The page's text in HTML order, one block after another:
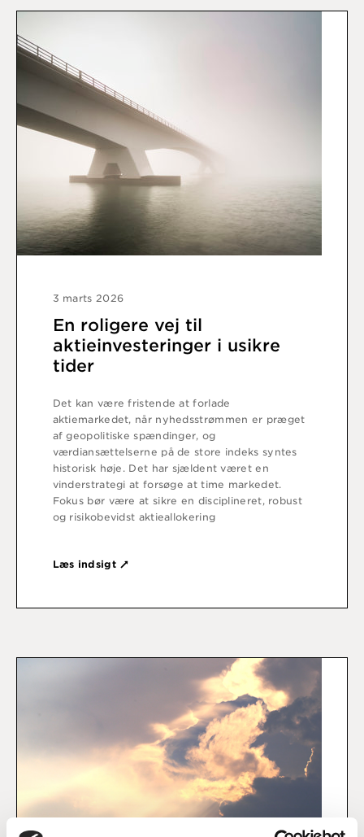
3 marts 2026
En roligere vej til
aktieinvesteringer i usikre
tider
Det kan være fristende at forlade
aktiemarkedet, når nyhedsstrømmen er præget
af geopolitiske spændinger, og
værdiansættelserne på de store indeks syntes
historisk høje. Det har sjældent været en
vinderstrategi at forsøge at time markedet.
Fokus bør være at sikre en disciplineret, robust
og risikobevidst aktieallokering
Læs indsigt